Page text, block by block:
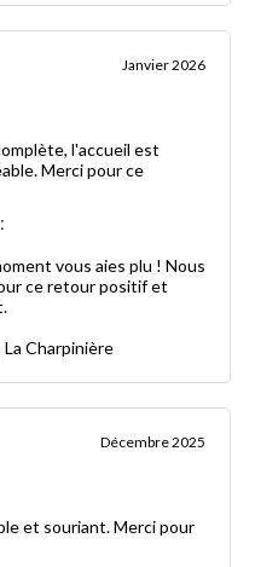
Janvier 2026
l'accueil est
ce
vous aies plu ! Nous
ce retour positif et
Charpinière
Décembre 2025
et souriant. Merci pour